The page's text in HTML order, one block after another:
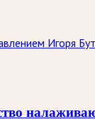
Игоря